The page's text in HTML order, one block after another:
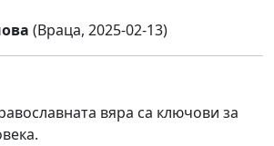
(Враца, 2025-02-13)
вяра са ключови за